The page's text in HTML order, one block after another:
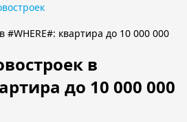
#WHERE#: квартира до 10 000 000
в
до 10 000 000